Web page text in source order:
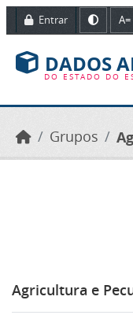
Ir para o conteúdo
Entrar A=
DADOS
DO ESTADO DO
Grupos
Agricultura e